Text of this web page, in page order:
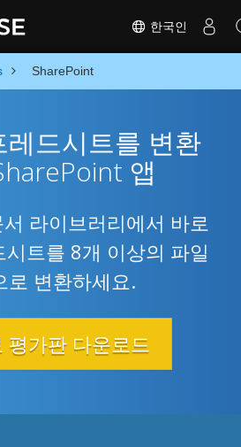
한국인
SharePoint
레드시트를 변환
앱
라이브러리에서 바로
시트를 8개 이상의 파일
로 변환하세요.
평가판 다운로드